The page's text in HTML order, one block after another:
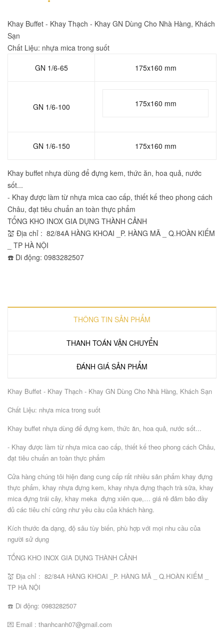
Khay Buffet - Khay Thạch - Khay GN Dùng Cho Nhà Hàng, Khách
Sạn
Chất Liệu: nhựa mica trong suốt
GN 1/6-65
175x160 mm
GN 1/6-100 175x160 mm
GN 1/6-150 175x160 mm
Khay buffet nhựa dùng để đựng kem, thức ăn, hoa quả, nước
sốt...
- Khay được làm từ nhựa mica cao cấp, thiết kế theo phong cách
Châu, đạt tiêu chuẩn an toàn thực phẩm
TỔNG KHO INOX GIA DỤNG THÀNH CẢNH
💒 Địa chỉ : 82/84A HÀNG KHOAI _P. HÀNG MÃ _ Q.HOÀN KIẾM
_ TP HÀ NỘI
☎️ Di động: 0983282507
THÔNG TIN SẢN PHẨM
THANH TOÁN VẬN CHUYỂN
ĐÁNH GIÁ SẢN PHẨM
Khay Buffet - Khay Thạch - Khay GN Dùng Cho Nhà Hàng, Khách Sạn
Chất Liệu: nhựa mica trong suốt
Khay buffet nhựa dùng để đựng kem, thức ăn, hoa quả, nước sốt...
- Khay được làm từ nhựa mica cao cấp, thiết kế theo phong cách Châu,
đạt tiêu chuẩn an toàn thực phẩm
Cửa hàng chúng tôi hiện đang cung cấp rất nhiều sản phẩm khay đựng
thực phẩm, khay nhựa đựng kem, khay nhựa đựng thạch trà sữa, khay
mica đựng trái cây, khay meka đựng xiên que,… giá rẻ đảm bảo đầy
đủ các tiêu chí cũng như yêu cầu của khách hàng.
Kích thước đa dạng, độ sâu tùy biến, phù hợp với mọi nhu cầu của
người sử dụng
TỔNG KHO INOX GIA DỤNG THÀNH CẢNH
💒 Địa chỉ : 82/84A HÀNG KHOAI _P. HÀNG MÃ _ Q.HOÀN KIẾM _
TP HÀ NỘI
☎️ Di động: 0983282507
💌 Email : thanhcanh07@gmail.com